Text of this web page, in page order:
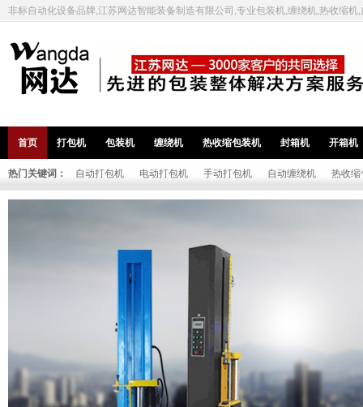
非标自动化设备品牌,江苏网达智能装备制造有限公司,专业包装机,缠绕机,热收缩机
首页 打包机 包装机 缠绕机 热收缩包装机 封箱机 开箱机
热门关键词： 自动打包机 电动打包机 手动打包机 自动缠绕机 热收缩